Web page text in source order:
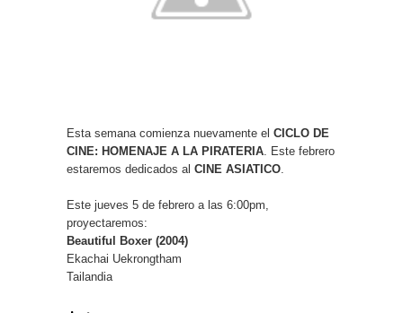
Esta semana comienza nuevamente el CICLO DE
CINE: HOMENAJE A LA PIRATERIA. Este febrero
estaremos dedicados al CINE ASIATICO.
Este jueves 5 de febrero a las 6:00pm,
proyectaremos:
Beautiful Boxer (2004)
Ekachai Uekrongtham
Tailandia